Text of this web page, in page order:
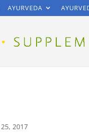
AYURVEDA
2017